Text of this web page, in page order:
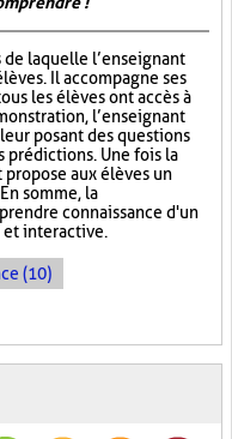
laquelle l’enseignant
Il accompagne ses
les élèves ont accès à
l’enseignant
posant des questions
prédictions. Une fois la
aux élèves un
somme, la
connaissance d'un
et interactive.
(10)